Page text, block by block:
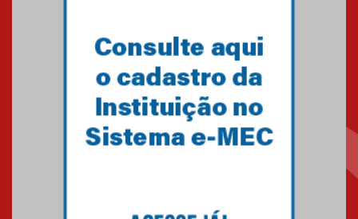
Primeiro culto do ano ressalta o
27.02.2026